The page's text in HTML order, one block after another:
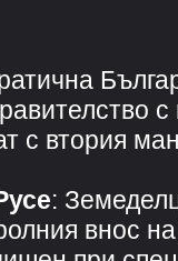
с втория
:
внос